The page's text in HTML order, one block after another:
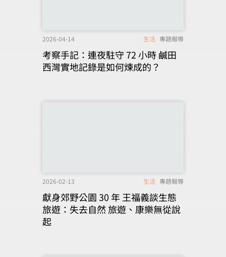
2026-04-14 生活 專題報導
考察手記：連夜駐守 72 小時 鹹田
西灣實地記錄是如何煉成的？
2026-02-13 生活 專題報導
獻身郊野公園 30 年 王福義談生態
旅遊：失去自然 旅遊、康樂無從說
起